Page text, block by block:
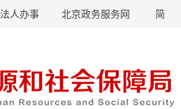
法人办事 北京政务服务网 简